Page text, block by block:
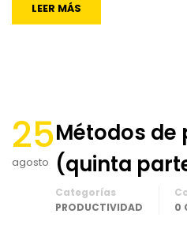
LEER MÁS
25
agosto
Métodos
(quinta
Categorías
PRODUCTIVIDAD
0